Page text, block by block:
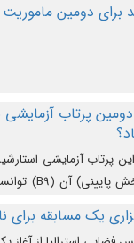
برای دومین
پرتاب آزمایشی
و سپس با یک مکانیزم
یک مسابقه برای